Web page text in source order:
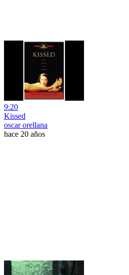
9:20
Kissed
oscar orellana
hace 20 años